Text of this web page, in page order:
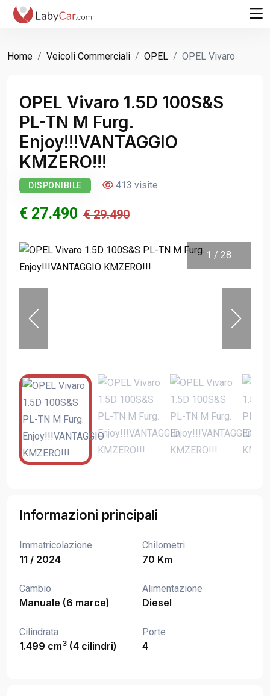
Home Veicoli Commerciali OPEL OPEL Vivaro
OPEL Vivaro 1.5D 100S&S
PL-TN M Furg.
Enjoy!!!VANTAGGIO
KMZERO!!!
DISPONIBILE 413 visite
€ 27.490 € 29.490
1 / 28
Informazioni principali
Immatricolazione
11 / 2024
Chilometri
70 Km
Cambio
Manuale (6 marce)
Alimentazione
Diesel
Cilindrata
1.499 cm3 (4 cilindri)
Porte
4